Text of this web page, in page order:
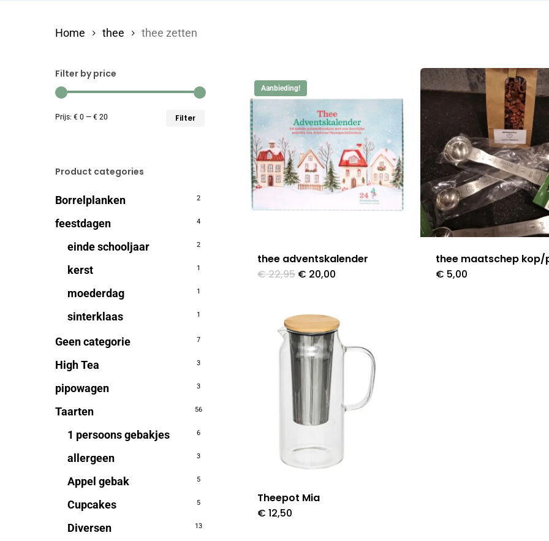
Home thee thee zetten
Filter by price
Filter
Prijs: € 0 — € 20
Product categories
Borrelplanken 2
feestdagen 4
einde schooljaar 2
kerst 1
moederdag 1
sinterklaas 1
Geen categorie 7
High Tea 3
pipowagen 3
Taarten 56
1 persoons gebakjes 6
allergeen 3
Appel gebak 5
Cupcakes 5
Diversen 13
Aanbieding!
thee adventskalender
€22,95 Oorspronkelijke
€ 20,00
thee maatschep kop/
€ 5,00
Theepot Mia
€ 12,50